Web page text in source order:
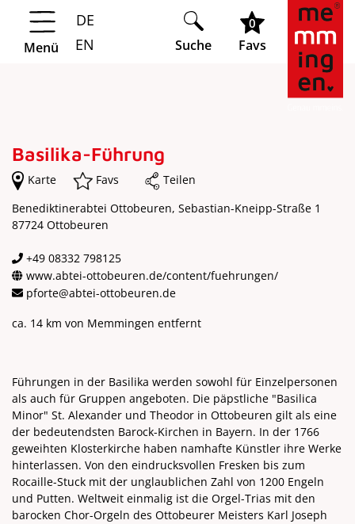
Springe zur Navigation
Springe zum Hauptinhalt
Menü
DE
EN
Suche
0
Favs
Basilika-Führung
Karte Favs
Teilen
Benediktinerabtei Ottobeuren, Sebastian-Kneipp-Straße 1
87724 Ottobeuren
+49 08332 798125
www.abtei-ottobeuren.de/content/fuehrungen/
pforte@abtei-ottobeuren.de
ca. 14 km von Memmingen entfernt
Führungen in der Basilika werden sowohl für Einzelpersonen
als auch für Gruppen angeboten. Die päpstliche "Basilica
Minor" St. Alexander und Theodor in Ottobeuren gilt als eine
der bedeutendsten Barock-Kirchen in Bayern. In der 1766
geweihten Klosterkirche haben namhafte Künstler ihre Werke
hinterlassen. Von den eindrucksvollen Fresken bis zum
Rocaille-Stuck mit der unglaublichen Zahl von 1200 Engeln
und Putten. Weltweit einmalig ist die Orgel-Trias mit den
barocken Chor-Orgeln des Ottobeurer Meisters Karl Joseph